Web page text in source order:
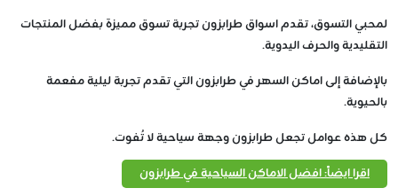
لمحبي التسوق، تقدم اسواق طرابزون تجربة تسوق مميزة بفضل المنتجات
التقليدية والحرف اليدوية.
بالإضافة إلى اماكن السهر في طرابزون التي تقدم تجربة ليلية مفعمة
بالحيوية.
كل هذه عوامل تجعل طرابزون وجهة سياحية لا تُفوت.
اقرا ايضاً: افضل الاماكن السياحية في طرابزون